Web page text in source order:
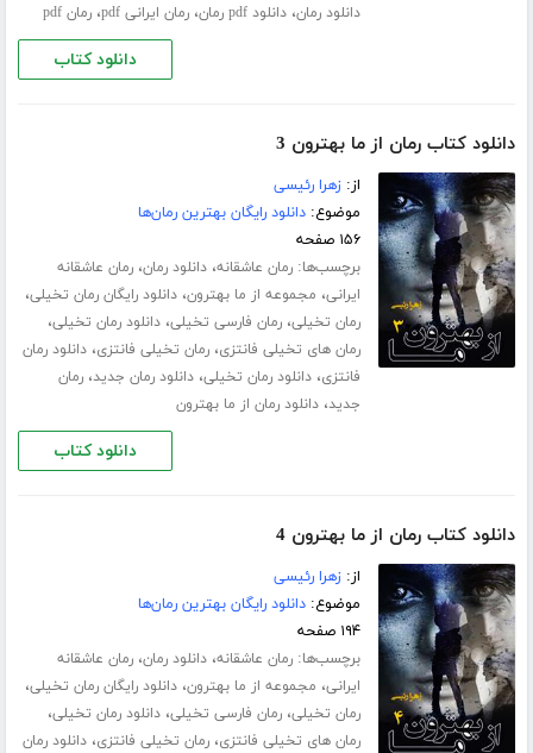
دانلود رمان،دانلود pdf رمان ،رمان ایرانی pdf ،رمان pdf
دانلود کتاب
دانلود کتاب رمان از ما بهترون 3
از:زهرا رئیسی
موضوع:دانلود رایگان بهترین رمان‌ها
۱۵۶ صفحه
برچسب‌ها:رمان عاشقانه،دانلود رمان،رمان عاشقانه
ایرانی، مجموعه از ما بهترون،دانلود رایگان رمان تخیلی،
رمان تخیلی،رمان فارسی تخیلی،دانلود رمان تخیلی،
رمان های تخیلی فانتزی،رمان تخیلی فانتزی،دانلود رمان
فانتزی،دانلود رمان تخیلی،دانلود رمان جدید،رمان
جدید،دانلود رمان از ما بهترون
دانلود کتاب
دانلود کتاب رمان از ما بهترون 4
از:زهرا رئیسی
موضوع:دانلود رایگان بهترین رمان‌ها
۱۹۴ صفحه
برچسب‌ها:رمان عاشقانه،دانلود رمان،رمان عاشقانه
ایرانی، مجموعه از ما بهترون،دانلود رایگان رمان تخیلی،
رمان تخیلی،رمان فارسی تخیلی،دانلود رمان تخیلی،
رمان های تخیلی فانتزی،رمان تخیلی فانتزی،دانلود رمان